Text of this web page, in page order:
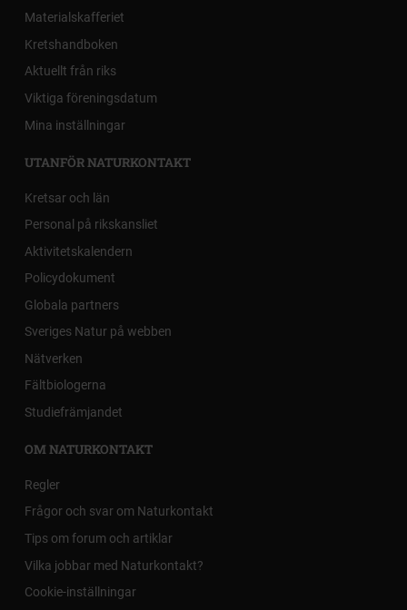
Materialskafferiet
Kretshandboken
Aktuellt från riks
Viktiga föreningsdatum
Mina inställningar
UTANFÖR NATURKONTAKT
Kretsar och län
Personal på rikskansliet
Aktivitetskalendern
Policydokument
Globala partners
Sveriges Natur på webben
Nätverken
Fältbiologerna
Studiefrämjandet
OM NATURKONTAKT
Regler
Frågor och svar om Naturkontakt
Tips om forum och artiklar
Vilka jobbar med Naturkontakt?
Cookie-inställningar